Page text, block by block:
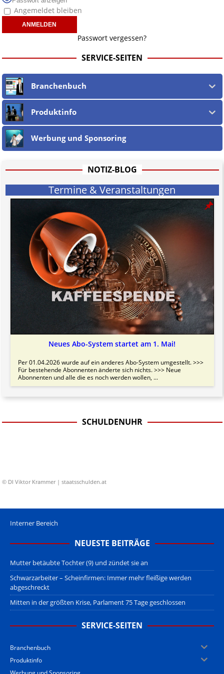
nicht verlinkt" bedeutet, dass die Quelle zwar genannt wird oder werden
musste, wir aber aufgrund der nicht möglichen Prüfung auf rechtliche
Korrektheit, Wahrheit des externen Inhalts keinen Link setzen.
Wir sindnicht verantwortlich für die Offenlegung persönlicher
Daten beteiligter jur. wie phys. Personenin und auf verlinkten
Webseiten, sowie in den URLs und deren Linktext.
Ebenso teilen wir nicht zwingend deren Ansichten, sondern machen die
Unschuldsvermutungfür alle jur. wie phys. Personen und alle
Vorwürfe gegen jene geltend. Dies gilt insbesondere für die eigene
Berichterstattung, welche nach dem
erfolgt, soweit
wir als Nicht-Juristen dieses verstehen.
Wir stehen nicht in (ge)werblichen Zusammenhang mit uo. zu den
Betreibern der verlinkten Webseiten.
Etwaige Empfehlungen in diesem Bericht sind
Der Begriff "Abmahnanwalt" bezeichnet Juristen, welche überwiegend
u.o. ausschließlich von (meist ungerechtfertigten, überzogenen,
Herabwürdigung von Kanzleien darstellen, welche dies innerhalb
Jener Disclaimer soll sich nicht über gültiges Recht hinwegsetzen und
hat aufgrund der nicht Vertrags-gebundenen Wirksamkeit hpts.
informativen Charakter.
Bitte beachten Sie in dem Zusammenhang auch unsereAGB .
Angemeldet bleiben
Passwort vergessen?
SERVICE-SEITEN
Branchenbuch
Produktinfo
Werbung und Sponsoring
NOTIZ-BLOG
Termine & Veranstaltungen
Neues Abo-System startet am 1. Mai!
Per 01.04.2026 wurde auf ein anderes Abo-System umgestellt. >>>
Für bestehende Abonnenten änderte sich nichts. >>> Neue
Abonnenten und alle die es noch werden wollen, ...
SCHULDENUHR
© DI Viktor Krammer | staatsschulden.at
Interner Bereich
NEUESTE BEITRÄGE
Mutter betäubte Tochter (9) und zündet sie an
Schwarzarbeiter – Scheinfirmen: Immer mehr fleißige werden
abgeschreckt
Mitten in der größten Krise, Parlament 75 Tage geschlossen
SERVICE-SEITEN
Branchenbuch
Produktinfo